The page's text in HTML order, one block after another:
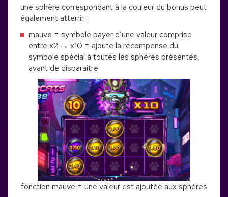
une sphère correspondant à la couleur du bonus peut
également atterrir :
mauve = symbole payer d’une valeur comprise
entre x2 → x10 = ajoute la récompense du
symbole spécial à toutes les sphères présentes,
avant de disparaître
fonction mauve = une valeur est ajoutée aux sphères